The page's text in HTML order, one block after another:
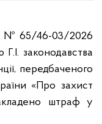
№ 65/46-03/2026
законодавства
передбаченого
«Про захист
штраф у